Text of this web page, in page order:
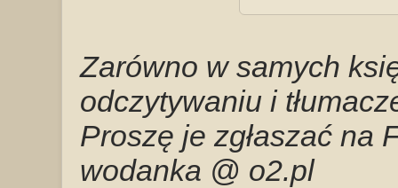
Zarówno w samych
odczytywaniu i
Proszę je zgłaszać na
wodanka @ o2.pl